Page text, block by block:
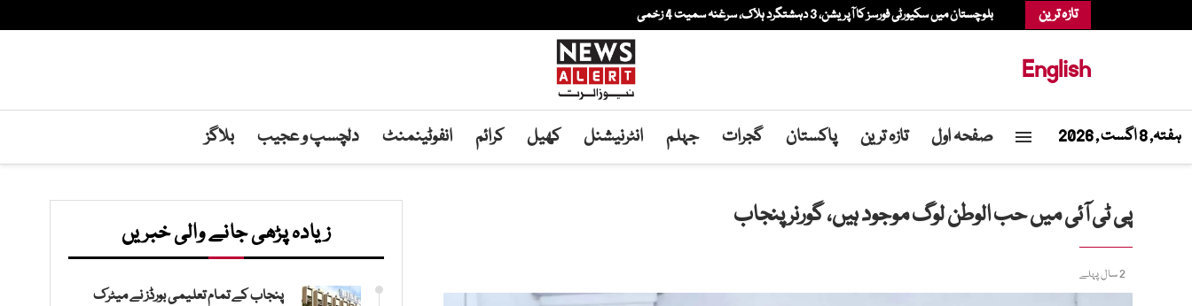
تازہ ترین بلوچستان میں سکیورٹی فورسز کا آپریشن، 3 دہشتگرد ہلاک، سرغنہ سمیت 4 زخمی
English
ہفتہ, 8 اگست , 2026 صفحہ اول تازہ ترین پاکستان گجرات جہلم انٹرنیشنل کھیل کرائم انفوٹینمنٹ دلچسپ و عجیب بلاگز
پی ٹی آئی میں حب الوطن لوگ موجود ہیں، گورنر پنجاب
2 سال پہلے
زیادہ پڑھی جانے والی خبریں
پنجاب کے تمام تعلیمی بورڈز نے میٹرک